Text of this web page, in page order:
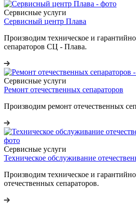
Сервисные услуги
Сервисный центр Плава
Производим техническое и
сепараторов СЦ - Плава.
Сервисные услуги
Ремонт отечественных сепараторов
Производим ремонт отечественных
Сервисные услуги
Техническое обслуживание
Производим техническое и
отечественных сепараторов.